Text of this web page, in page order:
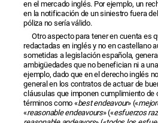
en el mercado inglés. Por ejemplo, un
en la notificación de un siniestro fuera
póliza no sería válido.
Otro aspecto para tener en cuenta es
redactadas en inglés y no en castellano
sometidas a legislación española,
ambigüedades que no benefician ni a
ejemplo, dado que en el derecho inglés
general en los contratos de actuar de
cláusulas que imponen cumplimiento de
términos como «best endeavour» («
«reasonable endeavours» («esfuerzos